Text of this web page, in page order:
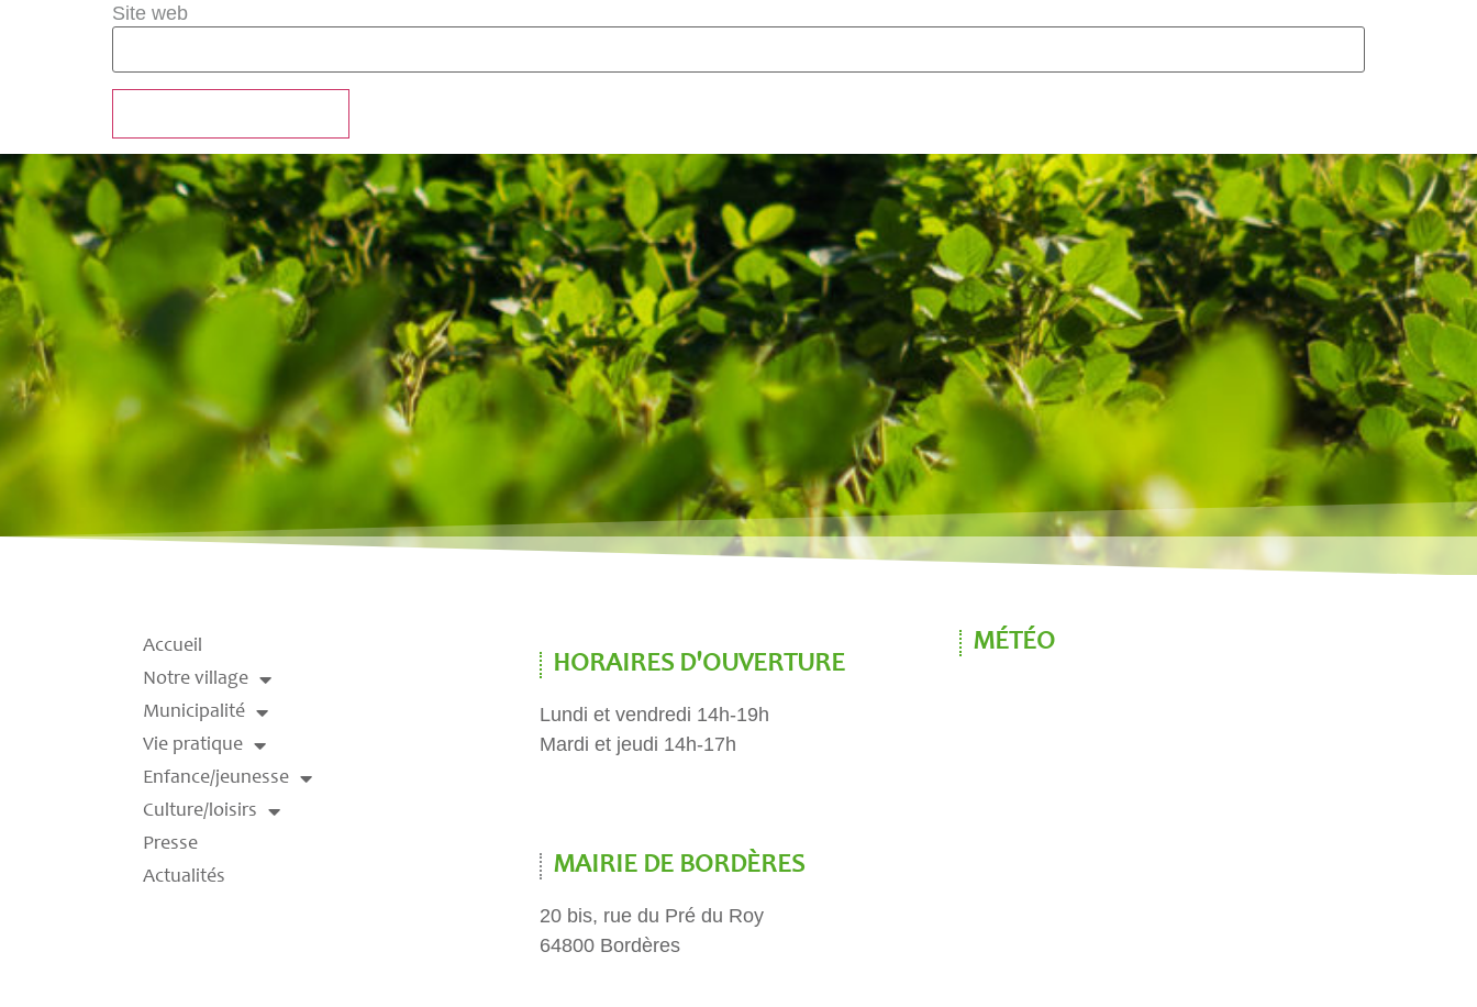
Site web
Accueil
Notre village
Municipalité
Vie pratique
Enfance/jeunesse
Culture/loisirs
Presse
Actualités
HORAIRES D'OUVERTURE
Lundi et vendredi 14h-19h
Mardi et jeudi 14h-17h
MAIRIE DE BORDÈRES
20 bis, rue du Pré du Roy
64800 Bordères
MÉTÉO